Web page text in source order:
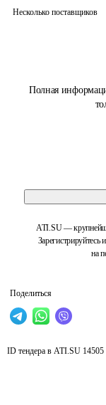
Полная
ATI.SU —
Зарегистрируйтесь
на
Поделиться
Несколько поставщиков
ID тендера в ATI.SU 14505